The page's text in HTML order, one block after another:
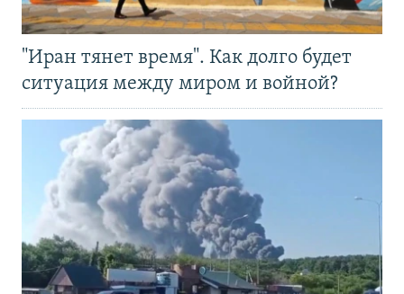
"Иран тянет время". Как долго будет
ситуация между миром и войной?